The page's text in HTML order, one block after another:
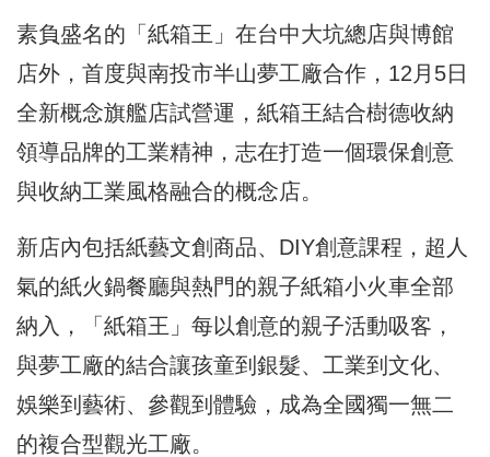
素負盛名的「紙箱王」在台中大坑總店與博館
店外，首度與南投市半山夢工廠合作，12月5日
全新概念旗艦店試營運，紙箱王結合樹德收納
領導品牌的工業精神，志在打造一個環保創意
與收納工業風格融合的概念店。
新店內包括紙藝文創商品、DIY創意課程，超人
氣的紙火鍋餐廳與熱門的親子紙箱小火車全部
納入，「紙箱王」每以創意的親子活動吸客，
與夢工廠的結合讓孩童到銀髮、工業到文化、
娛樂到藝術、參觀到體驗，成為全國獨一無二
的複合型觀光工廠。